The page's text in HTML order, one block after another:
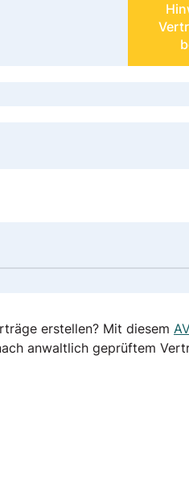
erstellen? Mit diesem
anwaltlich geprüftem